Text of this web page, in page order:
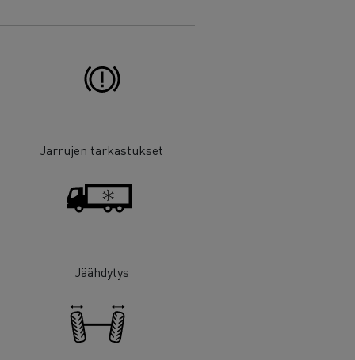
Jarrujen tarkastukset
Jäähdytys